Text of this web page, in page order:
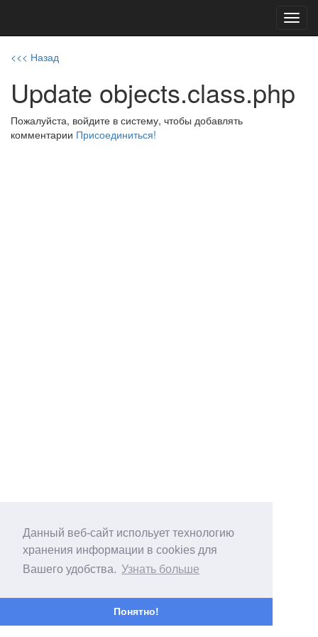
Данный веб-сайт испольует технологию
хранения информации в cookies для
Вашего удобства. Узнать больше
Понятно!
<<< Назад
Update objects.class.php
Пожалуйста, войдите в систему, чтобы добавлять
комментарии Присоединиться!